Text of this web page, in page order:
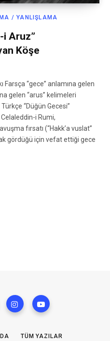
/ YANLIŞLAMA
i Aruz”
Köşe
Farsça “gece” anlamına gelen
gelen “arus” kelimeleri
“Düğün Gecesi”
i Rumi,
fırsatı (“Hakk’a vuslat”
gördüğü için vefat ettiği gece
TÜM YAZILAR